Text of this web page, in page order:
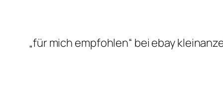
„für mich empfohlen“ bei ebay